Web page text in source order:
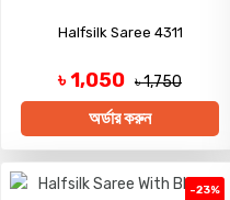
Halfsilk Saree 4311
৳ 1,050 ৳ 1,750
অর্ডার করুন
-23%